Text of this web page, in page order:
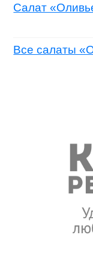
Салат
Все салаты